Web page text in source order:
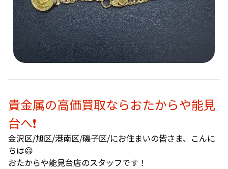
貴金属の高価買取ならおたからや能見
台へ❗️
金沢区/旭区/港南区/磯子区/にお住まいの皆さま、こんに
ちは😃
おたからや能見台店のスタッフです！